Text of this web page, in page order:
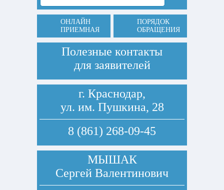
ОНЛАЙН
ПРИЕМНАЯ
ПОРЯДОК
ОБРАЩЕНИЯ
Полезные контакты
для заявителей
г. Краснодар,
ул. им. Пушкина, 28
8 (861) 268-09-45
МЫШАК
Сергей Валентинович